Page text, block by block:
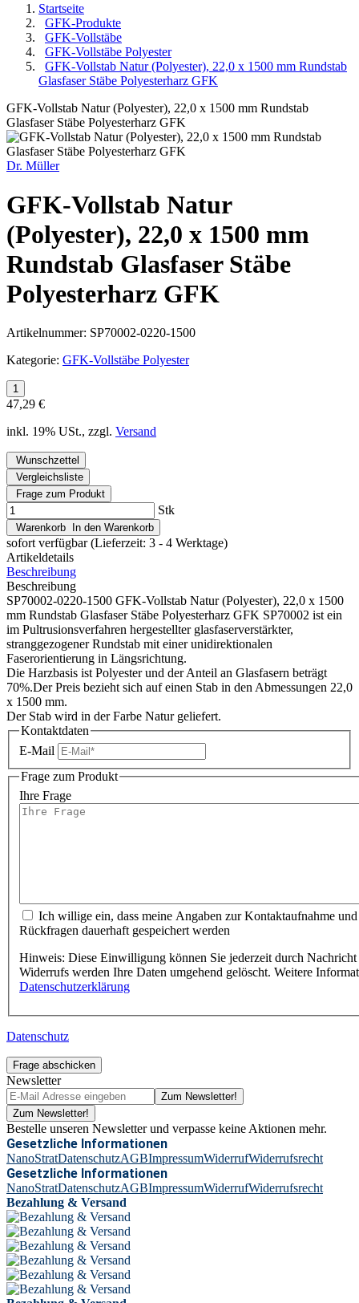
Startseite
GFK-Produkte
GFK-Vollstäbe
GFK-Vollstäbe Polyester
GFK-Vollstab Natur (Polyester), 22,0 x 1500 mm Rundstab
Glasfaser Stäbe Polyesterharz GFK
GFK-Vollstab Natur (Polyester), 22,0 x 1500 mm Rundstab
Glasfaser Stäbe Polyesterharz GFK
Dr. Müller
GFK-Vollstab Natur
(Polyester), 22,0 x 1500 mm
Rundstab Glasfaser Stäbe
Polyesterharz GFK
Artikelnummer: SP70002-0220-1500
Kategorie: GFK-Vollstäbe Polyester
47,29 €
inkl. 19% USt., zzgl. Versand
Wunschzettel
Vergleichsliste
Frage zum Produkt
Stk
Warenkorb In den Warenkorb
sofort verfügbar (Lieferzeit: 3 - 4 Werktage)
Artikeldetails
Beschreibung
Beschreibung
SP70002-0220-1500 GFK-Vollstab Natur (Polyester), 22,0 x 1500
mm Rundstab Glasfaser Stäbe Polyesterharz GFK SP70002 ist ein
im Pultrusionsverfahren hergestellter glasfaserverstärkter,
stranggezogener Rundstab mit einer unidirektionalen
Faserorientierung in Längsrichtung.
Die Harzbasis ist Polyester und der Anteil an Glasfasern beträgt
70%.Der Preis bezieht sich auf einen Stab in den Abmessungen 22,0
x 1500 mm.
Der Stab wird in der Farbe Natur geliefert.
Kontaktdaten
E-Mail
Frage zum Produkt
Ihre Frage
Ich willige ein, dass meine Angaben zur Kontaktaufnahme
Rückfragen dauerhaft gespeichert werden
Hinweis: Diese Einwilligung können Sie jederzeit durch
Widerrufs werden Ihre Daten umgehend gelöscht. Weitere
Datenschutzerklärung
Datenschutz
Frage abschicken
Newsletter
Zum Newsletter!
Zum Newsletter!
Bestelle unseren Newsletter und verpasse keine Aktionen mehr.
Gesetzliche Informationen
NanoStratDatenschutzAGBImpressumWiderrufWiderrufsrecht
Gesetzliche Informationen
NanoStratDatenschutzAGBImpressumWiderrufWiderrufsrecht
Bezahlung & Versand